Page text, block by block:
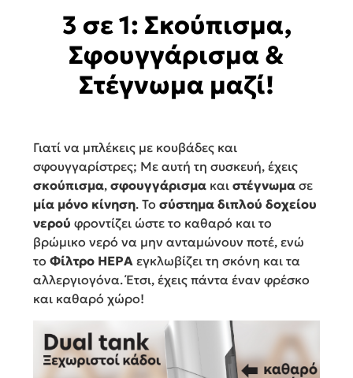
3 σε 1: Σκούπισμα,
Σφουγγάρισμα &
Στέγνωμα μαζί!
Γιατί να μπλέκεις με κουβάδες και
σφουγγαρίστρες; Με αυτή τη συσκευή, έχεις
σκούπισμα, σφουγγάρισμα και στέγνωμα σε
μία μόνο κίνηση. Το σύστημα διπλού δοχείου
νερού φροντίζει ώστε το καθαρό και το
βρώμικο νερό να μην ανταμώνουν ποτέ, ενώ
το Φίλτρο HEPA εγκλωβίζει τη σκόνη και τα
αλλεργιογόνα. Έτσι, έχεις πάντα έναν φρέσκο
και καθαρό χώρο!